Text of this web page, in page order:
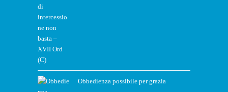
Obbedienza possibile per grazia